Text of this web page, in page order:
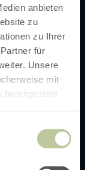
anbieten
zu
zu Ihrer
für
Unsere
mit
bereitgestellt
der Eifel, zu